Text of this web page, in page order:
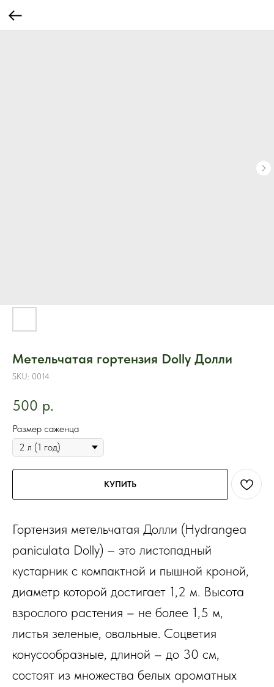
Метельчатая гортензия Dolly Долли
SKU: 0014
500 р.
Размер саженца
КУПИТЬ
Гортензия метельчатая Долли (Hydrangea
paniculata Dolly) – это листопадный
кустарник с компактной и пышной кроной,
диаметр которой достигает 1,2 м. Высота
взрослого растения – не более 1,5 м,
листья зеленые, овальные. Соцветия
конусообразные, длиной – до 30 см,
состоят из множества белых ароматных